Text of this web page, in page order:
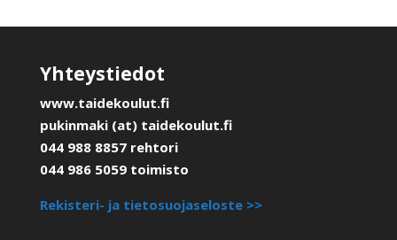
Yhteystiedot
www.taidekoulut.fi
pukinmaki (at) taidekoulut.fi
044 988 8857 rehtori
044 986 5059 toimisto
Rekisteri- ja tietosuojaseloste >>